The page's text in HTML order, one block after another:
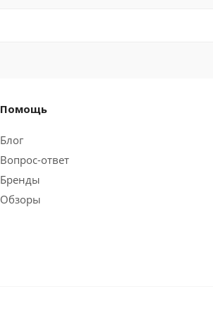
Помощь
Блог
Вопрос-ответ
Бренды
Обзоры